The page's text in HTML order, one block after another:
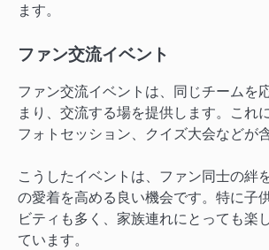
ます。
ファン交流イベント
ファン交流イベントは、同じチームを
まり、交流する場を提供します。これ
フォトセッション、クイズ大会などが
こうしたイベントは、ファン同士の絆
の愛着を高める良い機会です。特に子
ビティも多く、家族連れにとっても楽
ています。